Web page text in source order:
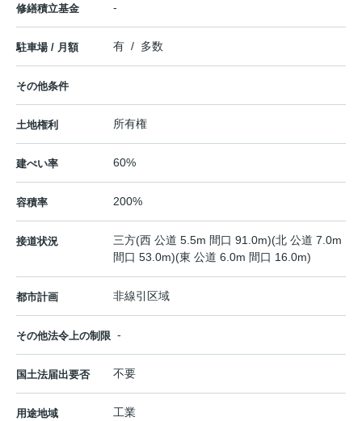
修繕積立基金 -
駐車場 / 月額 有 / 多数
その他条件
土地権利 所有権
建ぺい率 60%
容積率 200%
接道状況
三方(西 公道 5.5m 間口 91.0m)(北 公道 7.0m
間口 53.0m)(東 公道 6.0m 間口 16.0m)
都市計画 非線引区域
その他法令上の制限 -
国土法届出要否 不要
用途地域 工業